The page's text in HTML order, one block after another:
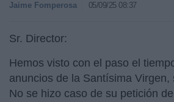
Jaime Fomperosa 05/09/25 08:37
Sr. Director:
Hemos visto con el paso el
anuncios de la Santísima Virgen,
No se hizo caso de su petición